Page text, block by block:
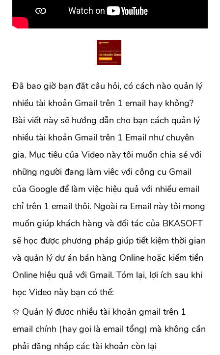
Đã bao giờ bạn đặt câu hỏi, có cách nào quản lý
nhiều tài khoản Gmail trên 1 email hay không?
Bài viết này sẽ hướng dẫn cho bạn cách quản lý
nhiều tài khoản Gmail trên 1 Email như chuyên
gia. Mục tiêu của Video này tôi muốn chia sẻ với
những người đang làm việc với công cụ Gmail
của Google để làm việc hiệu quả với nhiều email
chỉ trên 1 email thôi. Ngoài ra Email này tôi mong
muốn giúp khách hàng và đối tác của BKASOFT
sẽ học được phương pháp giúp tiết kiệm thời gian
và quản lý dự án bán hàng Online hoặc kiếm tiền
Online hiệu quả với Gmail. Tóm lại, lợi ích sau khi
học Video này bạn có thể:
✩ Quản lý được nhiều tài khoản gmail trên 1
email chính (hay gọi là email tổng) mà không cần
phải đăng nhập các tài khoản còn lại